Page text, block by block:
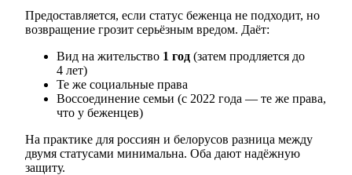
Предоставляется, если статус беженца не подходит, но
возвращение грозит серьёзным вредом. Даёт:
Вид на жительство 1 год (затем продляется до
4 лет)
Те же социальные права
Воссоединение семьи (с 2022 года — те же права,
что у беженцев)
На практике для россиян и белорусов разница между
двумя статусами минимальна. Оба дают надёжную
защиту.